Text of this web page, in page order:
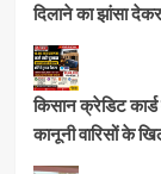
दिलाने का झांसा
किसान क्रेडिट
कानूनी वारिसों के